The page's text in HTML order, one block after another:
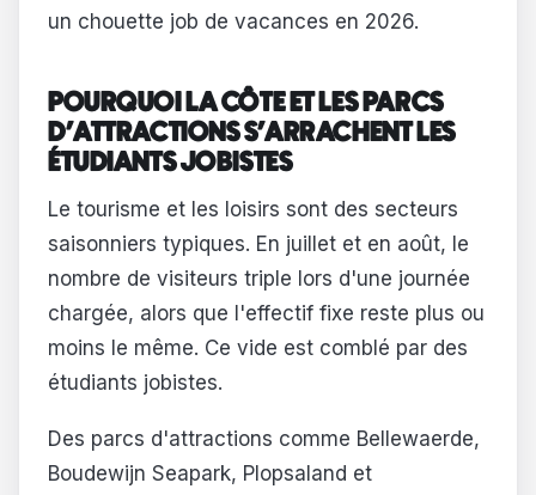
un chouette job de vacances en 2026.
POURQUOI LA CÔTE ET LES PARCS
D'ATTRACTIONS S'ARRACHENT LES
ÉTUDIANTS JOBISTES
Le tourisme et les loisirs sont des secteurs
saisonniers typiques. En juillet et en août, le
nombre de visiteurs triple lors d'une journée
chargée, alors que l'effectif fixe reste plus ou
moins le même. Ce vide est comblé par des
étudiants jobistes.
Des parcs d'attractions comme Bellewaerde,
Boudewijn Seapark, Plopsaland et